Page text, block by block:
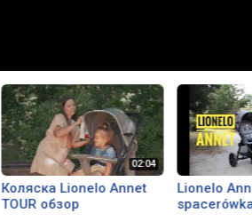
Коляска Lionelo Annet
TOUR обзор
Lionelo